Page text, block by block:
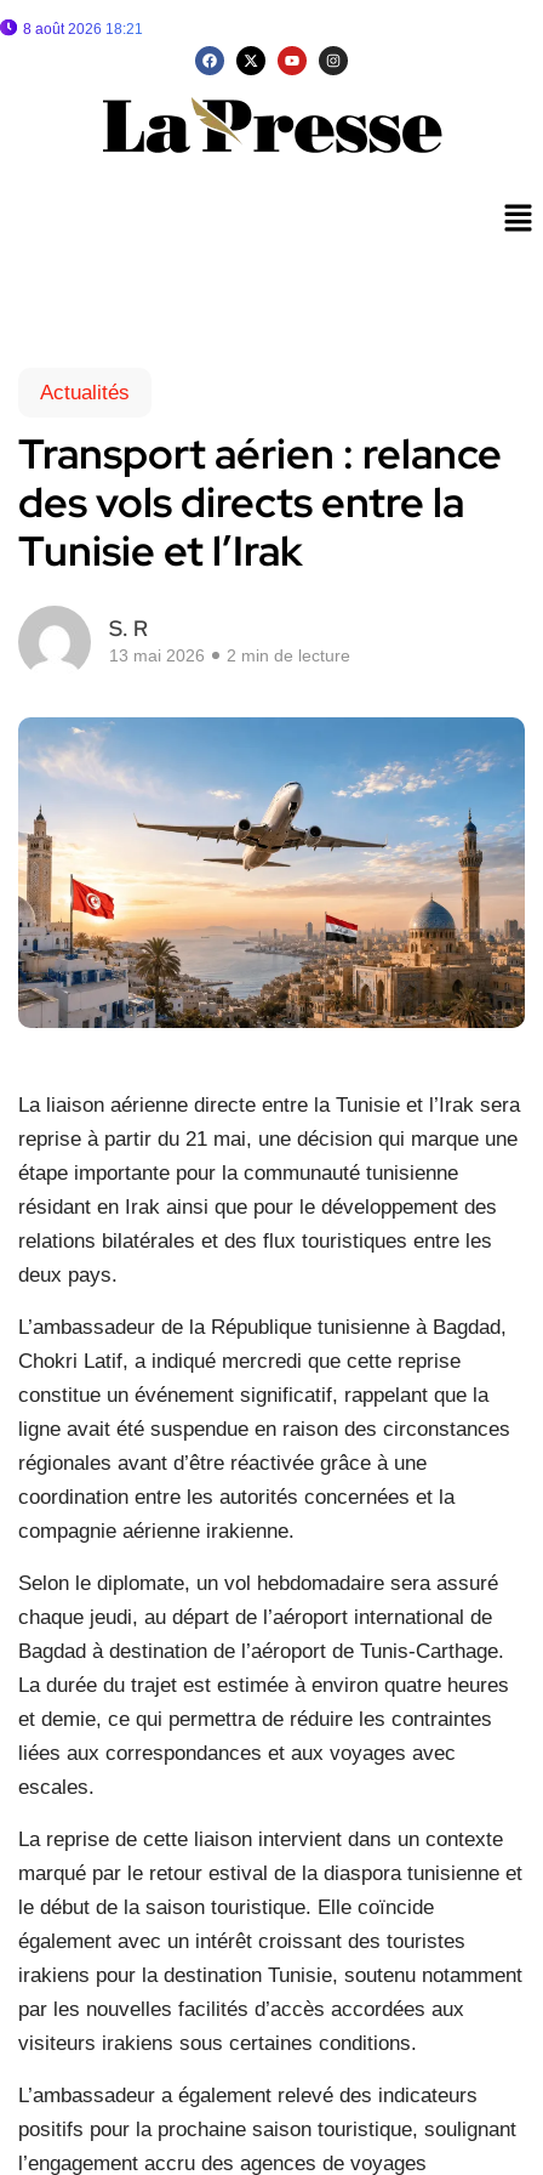
8 août 2026 18:21
Actualités
Transport aérien : relance
des vols directs entre la
Tunisie et l’Irak
S. R
13 mai 2026 2 min de lecture
La liaison aérienne directe entre la Tunisie et l’Irak sera
reprise à partir du 21 mai, une décision qui marque une
étape importante pour la communauté tunisienne
résidant en Irak ainsi que pour le développement des
relations bilatérales et des flux touristiques entre les
deux pays.
L’ambassadeur de la République tunisienne à Bagdad,
Chokri Latif, a indiqué mercredi que cette reprise
constitue un événement significatif, rappelant que la
ligne avait été suspendue en raison des circonstances
régionales avant d’être réactivée grâce à une
coordination entre les autorités concernées et la
compagnie aérienne irakienne.
Selon le diplomate, un vol hebdomadaire sera assuré
chaque jeudi, au départ de l’aéroport international de
Bagdad à destination de l’aéroport de Tunis-Carthage.
La durée du trajet est estimée à environ quatre heures
et demie, ce qui permettra de réduire les contraintes
liées aux correspondances et aux voyages avec
escales.
La reprise de cette liaison intervient dans un contexte
marqué par le retour estival de la diaspora tunisienne et
le début de la saison touristique. Elle coïncide
également avec un intérêt croissant des touristes
irakiens pour la destination Tunisie, soutenu notamment
par les nouvelles facilités d’accès accordées aux
visiteurs irakiens sous certaines conditions.
L’ambassadeur a également relevé des indicateurs
positifs pour la prochaine saison touristique, soulignant
l’engagement accru des agences de voyages